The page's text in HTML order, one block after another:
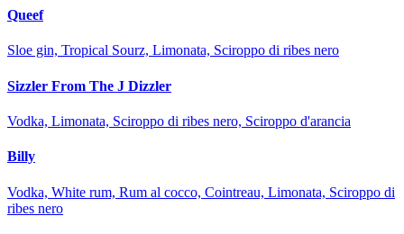
Queef
Sloe gin, Tropical Sourz, Limonata, Sciroppo di ribes nero
Sizzler From The J Dizzler
Vodka, Limonata, Sciroppo di ribes nero, Sciroppo d'arancia
Billy
Vodka, White rum, Rum al cocco, Cointreau, Limonata, Sciroppo di
ribes nero